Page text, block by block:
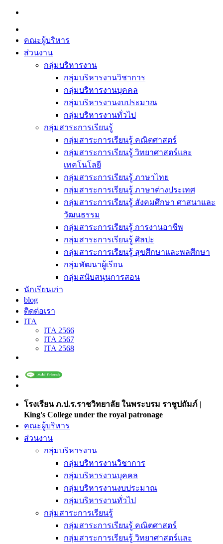
Skip
content
คณะผู้บริหาร
ส่วนงาน
กลุ่มบริหารงาน
กลุ่มบริหารงานวิชาการ
กลุ่มบริหารงานบุคคล
กลุ่มบริหารงานงบประมาณ
กลุ่มบริหารงานทั่วไป
กลุ่มสาระการเรียนรู้
กลุ่มสาระการเรียนรู้ คณิตศาสตร์
กลุ่มสาระการเรียนรู้ วิทยาศาสตร์และ
เทคโนโลยี
กลุ่มสาระการเรียนรู้ ภาษาไทย
กลุ่มสาระการเรียนรู้ ภาษาต่างประเทศ
กลุ่มสาระการเรียนรู้ สังคมศึกษา ศาสนาและ
วัฒนธรรม
กลุ่มสาระการเรียนรู้ การงานอาชีพ
กลุ่มสาระการเรียนรู้ ศิลปะ
กลุ่มสาระการเรียนรู้ สุขศึกษาและพลศึกษา
กลุ่มพัฒนาผู้เรียน
กลุ่มสนับสนุนการสอน
นักเรียนเก่า
blog
ติดต่อเรา
ITA
ITA 2566
ITA 2567
ITA 2568
โรงเรียน ภ.ป.ร.ราชวิทยาลัย ในพระบรม ราชูปถัมภ์ |
King's College under the royal patronage
คณะผู้บริหาร
ส่วนงาน
กลุ่มบริหารงาน
กลุ่มบริหารงานวิชาการ
กลุ่มบริหารงานบุคคล
กลุ่มบริหารงานงบประมาณ
กลุ่มบริหารงานทั่วไป
กลุ่มสาระการเรียนรู้
กลุ่มสาระการเรียนรู้ คณิตศาสตร์
กลุ่มสาระการเรียนรู้ วิทยาศาสตร์และ